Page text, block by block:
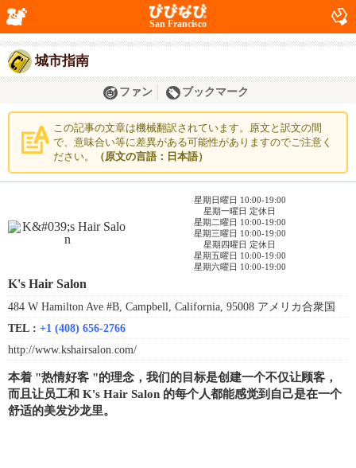
San Francisco
城市指南
ファン ブックマーク
この記事の文章は機械翻訳されています。原文と訳文の間
で、意味合い等に差異がある可能性がありますのでご注意く
ださい。
（原文の言語：日本語）
星期日曜日 10:00-19:00
星期一曜日 定休日
星期二曜日 10:00-19:00
星期三曜日 10:00-19:00
星期四曜日 定休日
星期五曜日 10:00-19:00
星期六曜日 10:00-19:00
K's Hair Salon
484 W Hamilton Ave #B, Campbell, California, 95008 アメリカ合衆国
TEL : +1 (408) 656-2766
http://www.kshairsalon.com/
本着 "热情好客 "的理念，我们的目标是创建一个不仅让顾客，
而且让员工和 K's Hair Salon 的每个人都能感觉到自己是在一个
舒适的美发沙龙里。